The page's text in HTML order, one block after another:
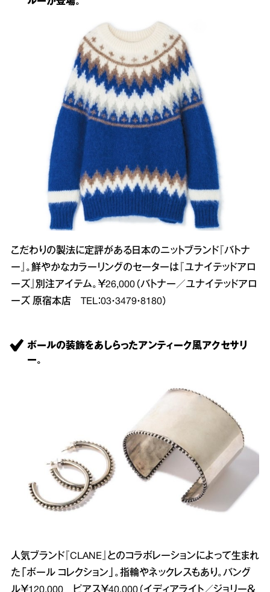
ルーが登場。
こだわりの製法に定評がある日本のニットブランド『バトナ
ー』。鮮やかなカラーリングのセーターは『ユナイテッドアロ
ーズ』別注アイテム。￥26,000（バトナー／ユナイテッドアロ
ーズ 原宿本店 TEL：03・3479・8180）
ボールの装飾をあしらったアンティーク風アクセサリ
ー。
人気ブランド『CLANE』とのコラボレーションによって生まれ
た「ボール コレクション」。指輪やネックレスもあり。バング
ル￥120,000 ピアス￥40,000（イディアライト／ジョリー＆